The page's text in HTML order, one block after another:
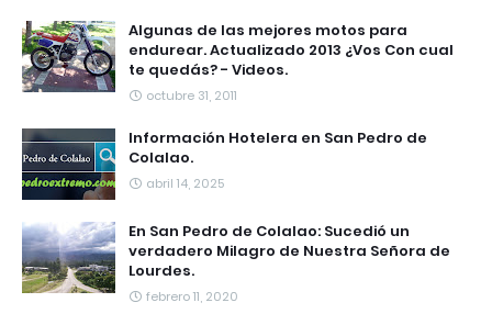
Algunas de las mejores motos para
endurear. Actualizado 2013 ¿Vos Con cual
te quedás? - Videos.
octubre 31, 2011
Información Hotelera en San Pedro de
Colalao.
abril 14, 2025
En San Pedro de Colalao: Sucedió un
verdadero Milagro de Nuestra Señora de
Lourdes.
febrero 11, 2020